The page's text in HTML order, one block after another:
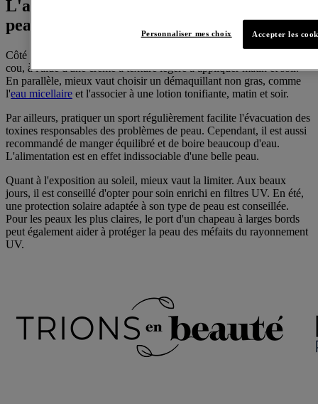
L'alimentation, indissociable d'une belle
peau
Côté soins, il est conseillé de bien hydrater le visage, sans oublier le
cou, à l'aide d'une crème à texture légère à appliquer matin et soir.
En parallèle, mieux vaut choisir un démaquillant non gras, comme
l'eau micellaire et l'associer à une lotion tonifiante, matin et soir.
Par ailleurs, pratiquer un sport régulièrement facilite l'évacuation des
toxines responsables des problèmes de peau. Cependant, il est aussi
recommandé de manger équilibré et de boire beaucoup d'eau.
L'alimentation est en effet indissociable d'une belle peau.
Quant à l'exposition au soleil, mieux vaut la limiter. Aux beaux
jours, il est conseillé d'opter pour soin enrichi en filtres UV. En été,
une protection solaire adaptée à son type de peau est conseillée.
Pour les peaux les plus claires, le port d'un chapeau à larges bords
peut également aider à protéger la peau des méfaits du rayonnement
UV.
Accepter les
Personnaliser mes choix